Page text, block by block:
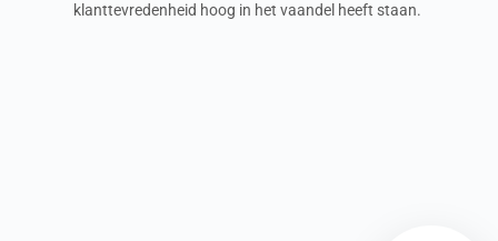
klanttevredenheid hoog in het vaandel heeft staan.